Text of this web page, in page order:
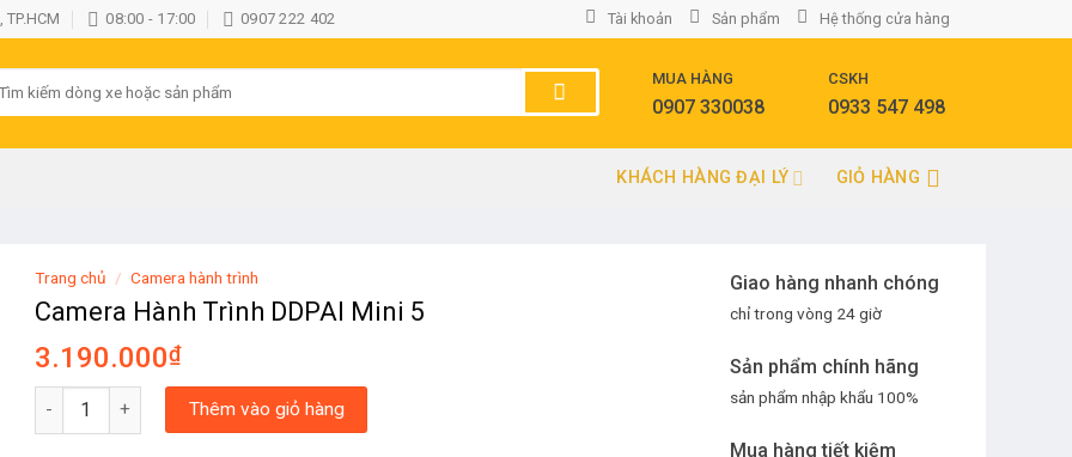
08:00 - 17:00 0907 222 402 Tài khoản Sản phẩm Hệ thống cửa hàng
MUA HÀNG
0907 330038
CSKH
0933 547 498
KHÁCH HÀNG ĐẠI LÝ GIỎ HÀNG
Giao hàng nhanh chóng
chỉ trong vòng 24 giờ
Sản phẩm chính hãng
sản phẩm nhập khẩu 100%
Mua hàng tiết kiệm
Trang chủ / Camera hành trình
Camera Hành Trình DDPAI Mini 5
3.190.000₫
Camera Hành Trình DDPAI Mini 5 số lượng
Thêm vào giỏ hàng